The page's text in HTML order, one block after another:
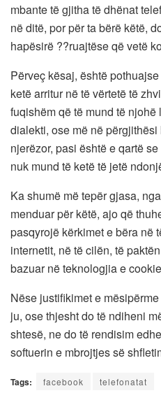
mbante të gjitha të dhënat
në ditë, por për ta bërë këtë,
hapësirë ??ruajtëse që vetë
Përveç kësaj, është
ketë arritur në të vërtetë të
fuqishëm që të mund të
dialekti, ose më në
njerëzor, pasi është e qartë
nuk mund të ketë të jetë
Ka shumë më tepër gjasa,
menduar për këtë, ajo që
pasqyrojë kërkimet e bëra në
internetit, në të cilën, të
bazuar në teknologjia e
Nëse justifikimet e
ju, ose thjesht do të ndiheni
shtesë, ne do të rendisim
softuerin e mbrojtjes së
Tags: facebook telefonatat